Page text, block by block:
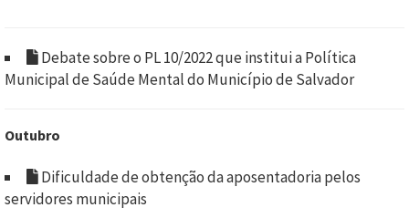
Debate sobre o PL 10/2022 que institui a Política
Municipal de Saúde Mental do Município de Salvador
Outubro
Dificuldade de obtenção da aposentadoria pelos
servidores municipais